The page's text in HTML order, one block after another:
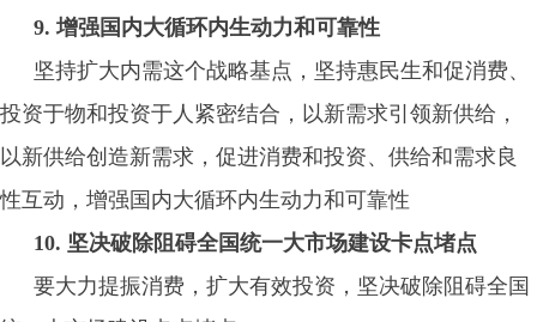
9. 增强国内大循环内生动力和可靠性
坚持扩大内需这个战略基点，坚持惠民生和促消费、
投资于物和投资于人紧密结合，以新需求引领新供给，
以新供给创造新需求，促进消费和投资、供给和需求良
性互动，增强国内大循环内生动力和可靠性
10. 坚决破除阻碍全国统一大市场建设卡点堵点
要大力提振消费，扩大有效投资，坚决破除阻碍全国